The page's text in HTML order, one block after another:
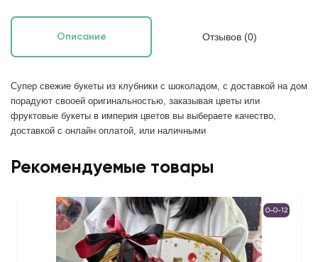
Описание Отзывов (0)
Супер свежие букеты из клубники с шоколадом, с доставкой на дом
порадуют свооей оригинальностью, заказывая цветы или
фруктовые букеты в империя цветов вы выбераете качество,
доставкой с онлайн оплатой, или наличными
Рекомендуемые товары
0-0-12